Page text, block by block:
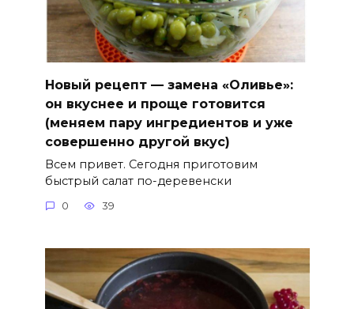
Новый рецепт — замена «Оливье»:
он вкуснее и проще готовится
(меняем пару ингредиентов и уже
совершенно другой вкус)
Всем привет. Сегодня приготовим
быстрый салат по-деревенски
0 39